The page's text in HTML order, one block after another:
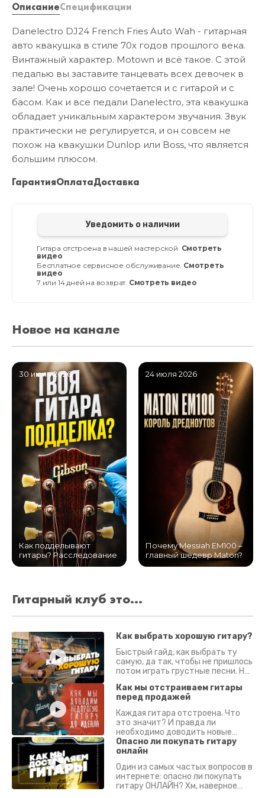
ОписаниеСпецификации
Danelectro DJ24 French Fries Auto Wah - гитарная
авто квакушка в стиле 70х годов прошлого века.
Винтажный характер. Motown и всё такое. С этой
педалью вы заставите танцевать всех девочек в
зале! Очень хорошо сочетается и с гитарой и с
басом. Как и все педали Danelectro, эта квакушка
обладает уникальным характером звучания. Звук
практически не регулируется, и он совсем не
похож на квакушки Dunlop или Boss, что является
большим плюсом.
ГарантияОплатаДоставка
Уведомить о наличии
Гитара отстроена в нашей мастерской. Смотреть
видео
Бесплатное сервисное обслуживание. Смотреть
видео
7 или 14 дней на возврат. Смотреть видео
Новое на канале
30 июля 2026
Как подделывают
гитары? Расследование
24 июля 2026
Почему Messiah EM100 –
главный шедевр Maton?
Гитарный клуб это...
Как выбрать хорошую гитару?
Быстрый гайд, как выбрать ту
самую, да так, чтобы не пришлось
потом играть грустные песни. На
Как мы отстраиваем гитары
перед продажей
Каждая гитара отстроена. Что
это значит? И правда ли
необходимо доводить новые
гитары? Если кратко - да.
Подробно - в видео :)
Опасно ли покупать гитару
онлайн
Один из самых частых вопросов в
интернете: опасно ли покупать
гитару ОНЛАЙН? Хм, наверное